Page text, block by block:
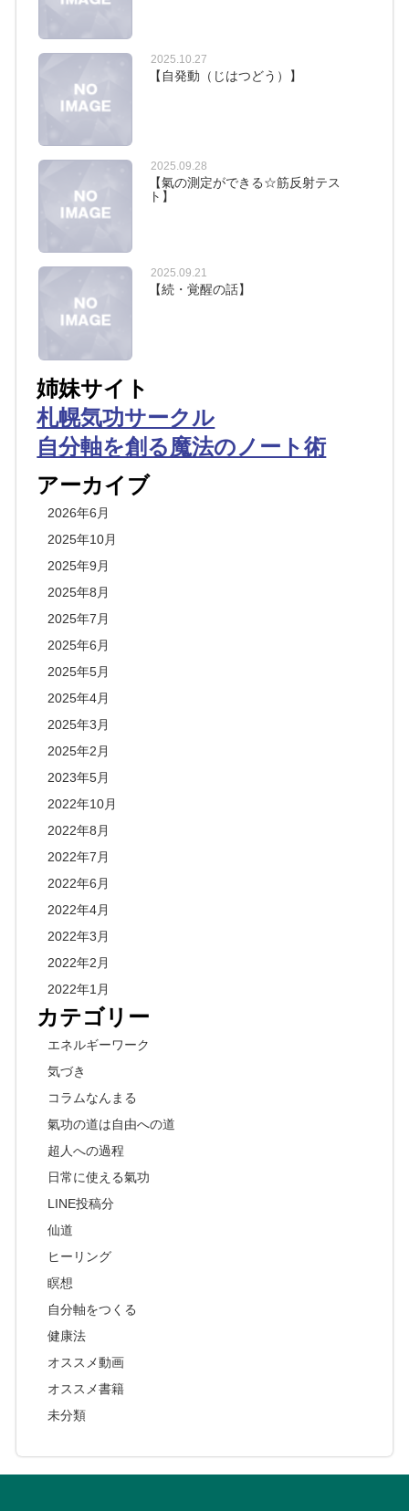
2025.10.27
【自発動（じはつどう）】
2025.09.28
【氣の測定ができる☆筋反射テス
ト】
2025.09.21
【続・覚醒の話】
姉妹サイト
札幌気功サークル
自分軸を創る魔法のノート術
アーカイブ
2026年6月
2025年10月
2025年9月
2025年8月
2025年7月
2025年6月
2025年5月
2025年4月
2025年3月
2025年2月
2023年5月
2022年10月
2022年8月
2022年7月
2022年6月
2022年4月
2022年3月
2022年2月
2022年1月
カテゴリー
エネルギーワーク
気づき
コラムなんまる
氣功の道は自由への道
超人への過程
日常に使える氣功
LINE投稿分
仙道
ヒーリング
瞑想
自分軸をつくる
健康法
オススメ動画
オススメ書籍
未分類